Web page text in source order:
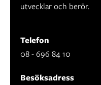
utvecklar och berör.
Telefon
08 - 696 84 10
Besöksadress